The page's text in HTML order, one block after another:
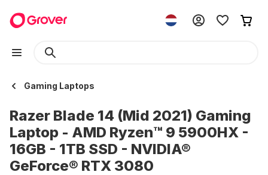
Gaming Laptops
Razer Blade 14 (Mid 2021) Gaming
Laptop - AMD Ryzen™ 9 5900HX -
16GB - 1TB SSD - NVIDIA®
GeForce® RTX 3080